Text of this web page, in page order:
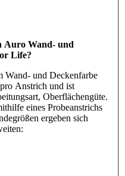
Auro Wand- und
Life?
Wand- und Deckenfarbe
Anstrich und ist
Oberflächengüte.
eines Probeanstrichs
ergeben sich